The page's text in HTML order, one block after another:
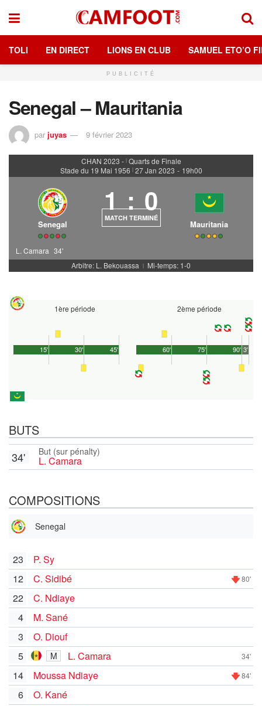
TOLI EN DIRECT LIONS EN CLUB SAMUEL ETO’O
PUBLICITÉ
Senegal – Mauritania
par juyas 9 février 2023
CHAN 2023 - | Quarts de Finale
Stade du 19 Mai 1956 | 27 Jan 2023 - 19h00
Senegal
1 : 0
MATCH TERMINÉ
Mauritania
L. Camara 34'
Arbitre: L. Bekouassa
| Mi-temps: 1-0
1ère période
45'
15' 30'
2ème période
90'
60' 75' 3'
BUTS
But (sur pénalty)
L. Camara
34'
COMPOSITIONS
Senegal
23
P. Sy
12
C. Sidibé 80'
22
C. Ndiaye
4
M. Sané
3
O. Diouf
5
M L. Camara 34'
14 Moussa Ndiaye 84'
6
O. Kané